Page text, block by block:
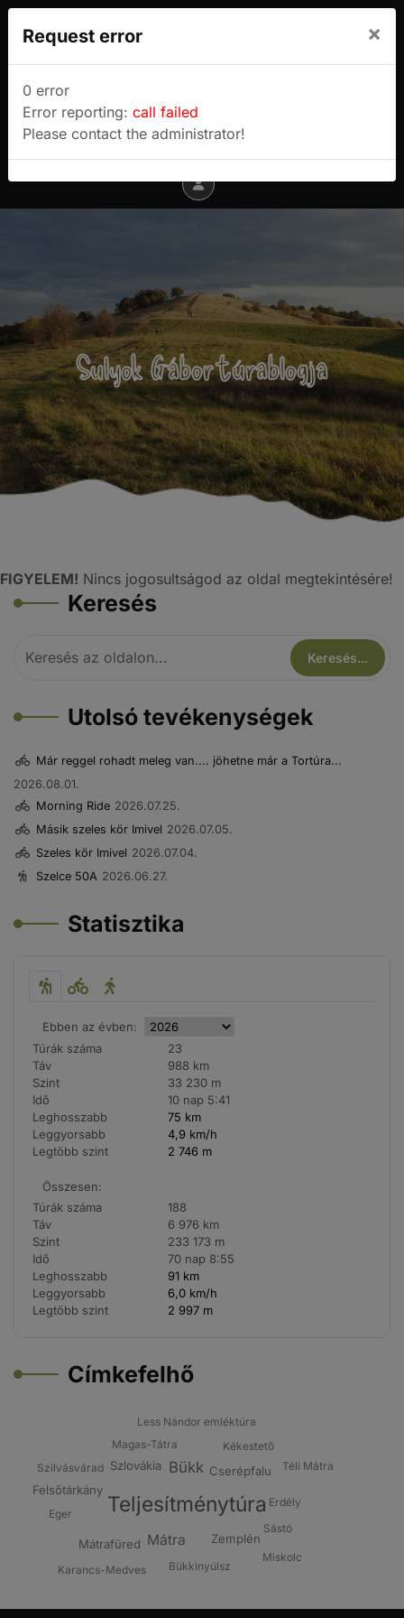
Sulyok Gábor túrablogja
Menu
Sulyok Gábor túrablogja
FIGYELEM! Nincs jogosultságod az oldal megtekintésére!
Keresés
Utolsó tevékenységek
Már reggel rohadt meleg van.... jöhetne már a Tortúra...
2026.08.01.
Morning Ride 2026.07.25.
Másik szeles kör Imivel 2026.07.05.
Szeles kör Imivel 2026.07.04.
Szelce 50A 2026.06.27.
Statisztika
Ebben az évben:
Túrák száma
23
Táv
988 km
Szint
33 230 m
Idő
10 nap 5:41
Leghosszabb
75 km
Leggyorsabb
4,9 km/h
Legtöbb szint
2 746 m
Összesen:
Túrák száma
188
Táv
6 976 km
Szint
233 173 m
Idő
70 nap 8:55
Leghosszabb
91 km
Leggyorsabb
6,0 km/h
Legtöbb szint
2 997 m
Címkefelhő
Teljesítménytúra
Bükk
Mátra
Cserépfalu
Szlovákia
Zemplén
Mátrafüred
Felsőtárkány
Magas-Tátra
Erdély
Kékestető
Bükkinyúlsz
Eger
Téli Mátra
Szilvásvárad
Sástó
Less Nándor emléktúra
Karancs-Medves
Miskolc
Request error ×
0 error
Error reporting: call failed
Please contact the administrator!